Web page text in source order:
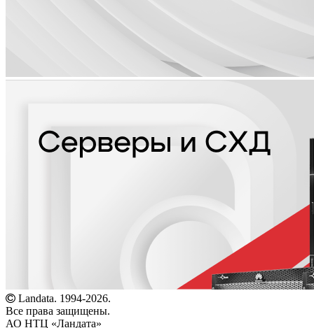
Landata. 1994-2026.
Все права защищены.
АО НТЦ «Ландата»